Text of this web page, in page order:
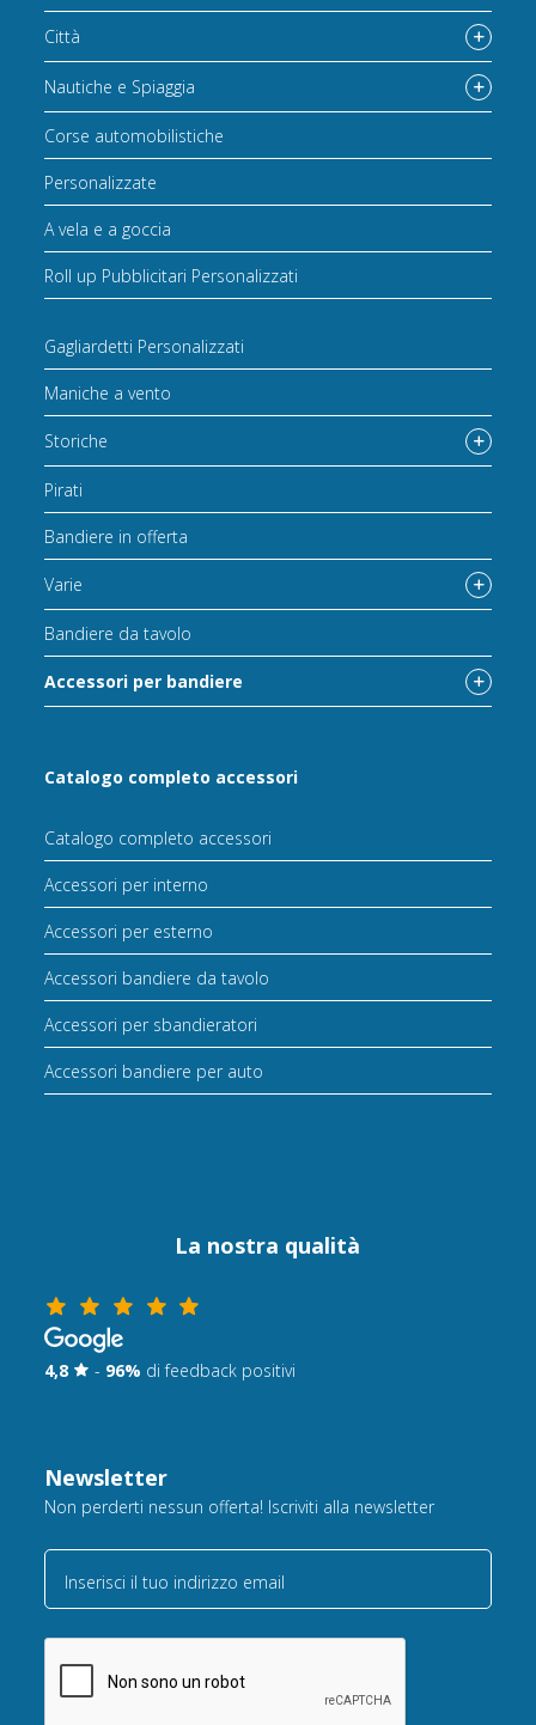
Città
Nautiche e Spiaggia
Corse automobilistiche
Personalizzate
A vela e a goccia
Roll up Pubblicitari Personalizzati
Gagliardetti Personalizzati
Maniche a vento
Storiche
Pirati
Bandiere in offerta
Varie
Bandiere da tavolo
Accessori per bandiere
Catalogo completo accessori
Catalogo completo accessori
Accessori per interno
Accessori per esterno
Accessori bandiere da tavolo
Accessori per sbandieratori
Accessori bandiere per auto
La nostra qualità
4,8 - 96% di feedback positivi
Newsletter
Non perderti nessun offerta! Iscriviti alla newsletter
Inserisci il tuo indirizzo email